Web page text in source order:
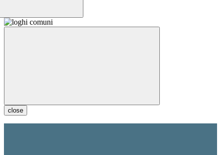
close